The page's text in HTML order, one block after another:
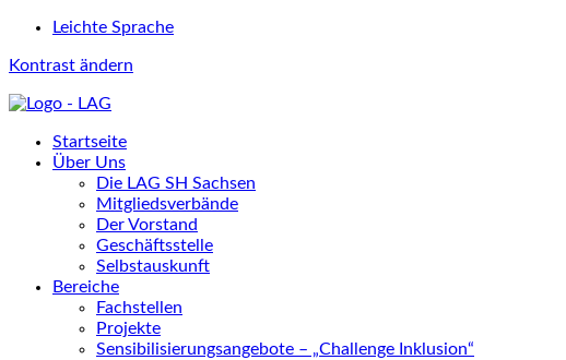
Leichte Sprache
Kontrast ändern
Startseite
Über Uns
Die LAG SH Sachsen
Mitgliedsverbände
Der Vorstand
Geschäftsstelle
Selbstauskunft
Bereiche
Fachstellen
Projekte
Sensibilisierungsangebote – „Challenge Inklusion“